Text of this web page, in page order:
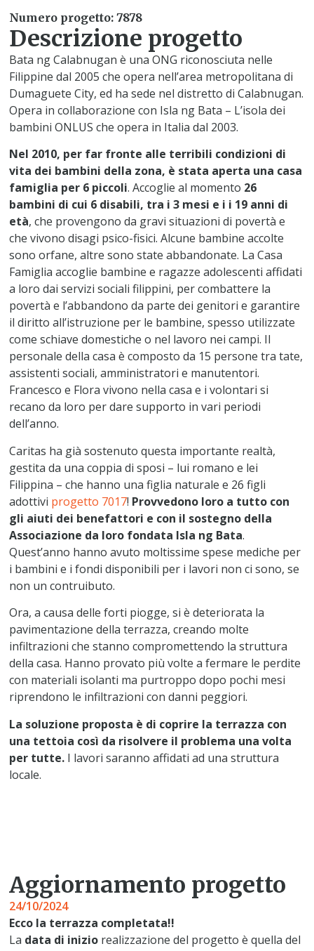
Numero progetto: 7878
Descrizione progetto
Bata ng Calabnugan è una ONG riconosciuta nelle
Filippine dal 2005 che opera nell’area metropolitana di
Dumaguete City, ed ha sede nel distretto di Calabnugan.
Opera in collaborazione con Isla ng Bata – L’isola dei
bambini ONLUS che opera in Italia dal 2003.
Nel 2010, per far fronte alle terribili condizioni di
vita dei bambini della zona, è stata aperta una casa
famiglia per 6 piccoli. Accoglie al momento 26
bambini di cui 6 disabili, tra i 3 mesi e i i 19 anni di
età, che provengono da gravi situazioni di povertà e
che vivono disagi psico-fisici. Alcune bambine accolte
sono orfane, altre sono state abbandonate. La Casa
Famiglia accoglie bambine e ragazze adolescenti affidati
a loro dai servizi sociali filippini, per combattere la
povertà e l’abbandono da parte dei genitori e garantire
il diritto all’istruzione per le bambine, spesso utilizzate
come schiave domestiche o nel lavoro nei campi. Il
personale della casa è composto da 15 persone tra tate,
assistenti sociali, amministratori e manutentori.
Francesco e Flora vivono nella casa e i volontari si
recano da loro per dare supporto in vari periodi
dell’anno.
Caritas ha già sostenuto questa importante realtà,
gestita da una coppia di sposi – lui romano e lei
Filippina – che hanno una figlia naturale e 26 figli
adottivi progetto 7017! Provvedono loro a tutto con
gli aiuti dei benefattori e con il sostegno della
Associazione da loro fondata Isla ng Bata.
Quest’anno hanno avuto moltissime spese mediche per
i bambini e i fondi disponibili per i lavori non ci sono, se
non un contruibuto.
Ora, a causa delle forti piogge, si è deteriorata la
pavimentazione della terrazza, creando molte
infiltrazioni che stanno compromettendo la struttura
della casa. Hanno provato più volte a fermare le perdite
con materiali isolanti ma purtroppo dopo pochi mesi
riprendono le infiltrazioni con danni peggiori.
La soluzione proposta è di coprire la terrazza con
una tettoia così da risolvere il problema una volta
per tutte. I lavori saranno affidati ad una struttura
locale.
Aggiornamento progetto
24/10/2024
Ecco la terrazza completata!!
La data di inizio realizzazione del progetto è quella del